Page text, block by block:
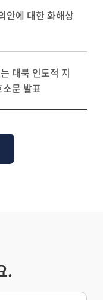
안에 대한 화해상
대북 인도적 지
문 발표
.